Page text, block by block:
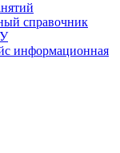
справочник
информационная